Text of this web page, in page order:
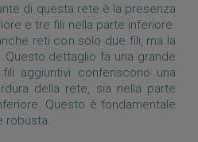
di questa rete è la presenza
e tre fili nella parte inferiore.
reti con solo due fili, ma la
Questo dettaglio fa una grande
aggiuntivi conferiscono una
della rete, sia nella parte
Questo è fondamentale
robusta.